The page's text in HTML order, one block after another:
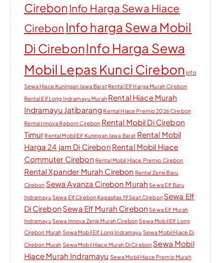
CirebonInfo Harga Sewa Hiace
Cirebon Info harga Sewa Mobil
Di CirebonInfo Harga Sewa
Mobil Lepas Kunci Cirebon Info
Sewa Hiace Kuningan Jawa Barat Rental Elf Harga Murah Cirebon
Rental Elf Long Indramayu Murah Rental Hiace Murah
Indramayu Jatibarang Rental Hiace Premio 2026 Cirebon
Rental Innova Reborn Cirebon Rental Mobil Di Cirebon
Timur Rental Mobil Elf Kuningan Jawa Barat Rental Mobil
Harga 24 jam Di Cirebon Rental Mobil Hiace
Commuter Cirebon Rental Mobil Hiace Premio Cirebon
Rental Xpander Murah Cirebon Rental Zenix Baru
Cirebon Sewa Avanza Cirebon Murah Sewa Elf Baru
IndramayuSewa Elf Cirebon Kapasitas 19 Seat Cirebon Sewa Elf
Di Cirebon Sewa Elf Murah Cirebon Sewa Elf Murah
IndramayuSewa Innova Zenix Murah CirebonSewa Mobil Elf Long
Cirebon Murah Sewa Mobil Elf Long Indramayu Sewa Mobil Hiace Di
Cirebon Murah Sewa Mobil Hiace Murah Di Cirebon Sewa Mobil
Hiace Murah Indramayu Sewa Mobil Hiace Premio Murah